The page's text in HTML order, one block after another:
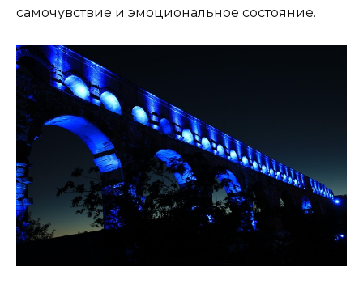
самочувствие и эмоциональное состояние.